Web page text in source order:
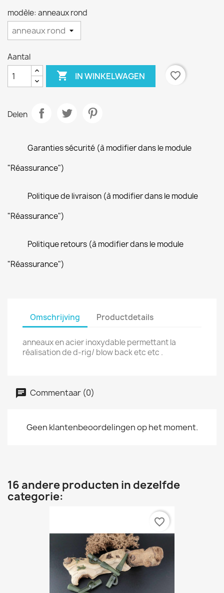
modèle: anneaux rond
Aantal
 IN WINKELWAGEN favorite_border
Delen
Garanties sécurité (à modifier dans le module
"Réassurance")
Politique de livraison (à modifier dans le module
"Réassurance")
Politique retours (à modifier dans le module
"Réassurance")
Omschrijving Productdetails
anneaux en acier inoxydable permettant la
réalisation de d-rig/ blow back etc etc .
Commentaar (0)
Geen klantenbeoordelingen op het moment.
16 andere producten in dezelfde
categorie:
favorite_border